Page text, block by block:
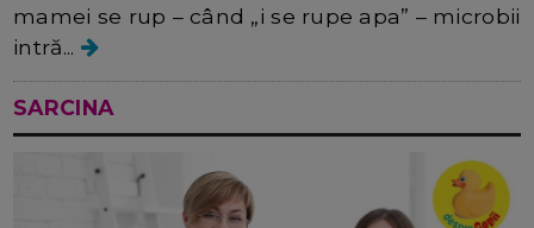
mamei se rup – când „i se rupe apa” – microbii
intră...
SARCINA